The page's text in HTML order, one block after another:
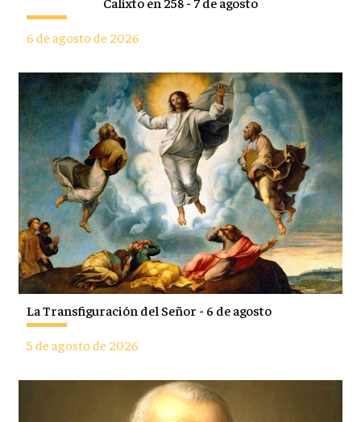
6 de agosto de 2026
La Transfiguración del Señor - 6 de agosto
5 de agosto de 2026